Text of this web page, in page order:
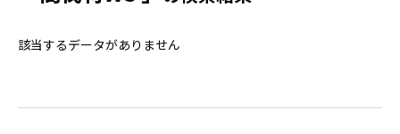
該当するデータがありません